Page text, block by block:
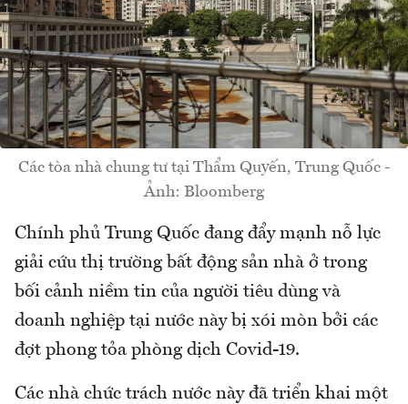
Các tòa nhà chung tư tại Thẩm Quyến, Trung Quốc -
Ảnh: Bloomberg
Chính phủ Trung Quốc đang đẩy mạnh nỗ lực
giải cứu thị trường bất động sản nhà ở trong
bối cảnh niềm tin của người tiêu dùng và
doanh nghiệp tại nước này bị xói mòn bởi các
đợt phong tỏa phòng dịch Covid-19.
Các nhà chức trách nước này đã triển khai một